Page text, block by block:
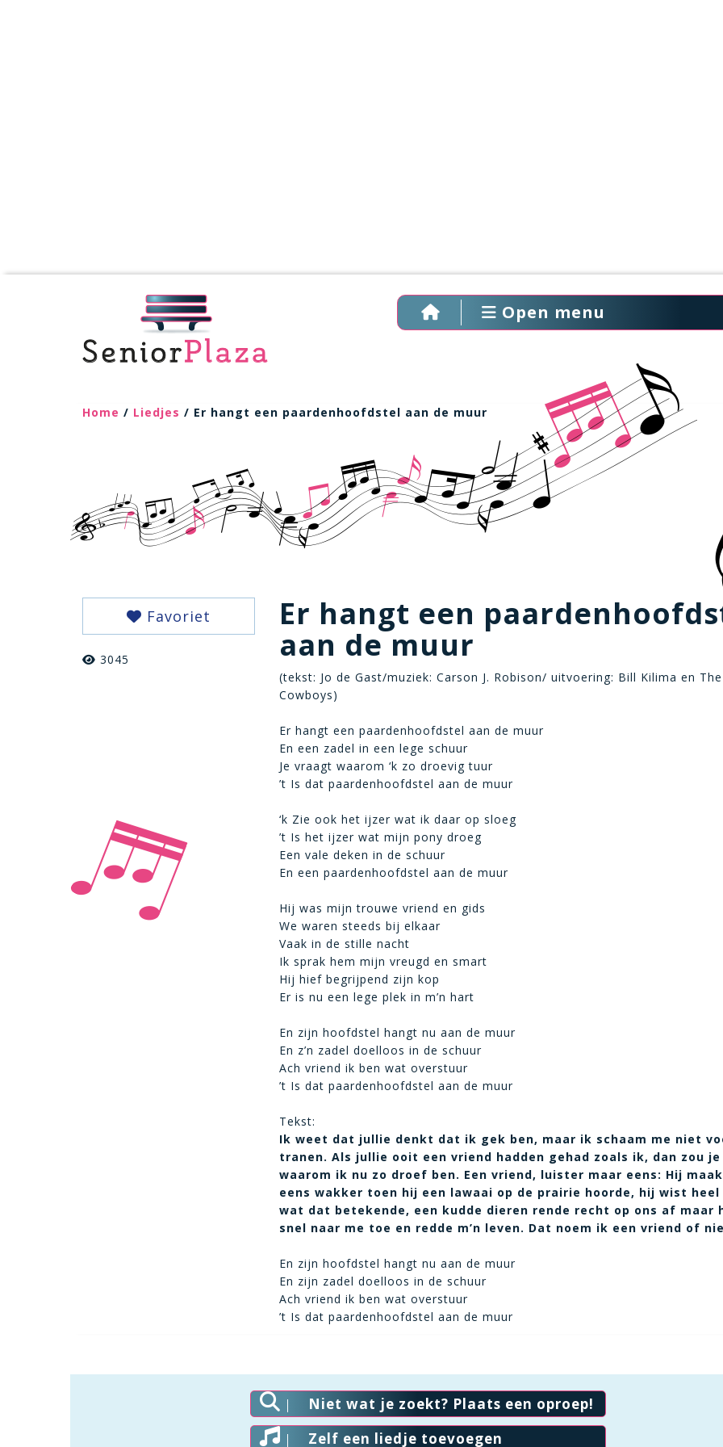
Open menu
Home / Liedjes / Er hangt een paardenhoofdstel aan de muur
Favoriet
3045
Er hangt een
aan de muur
(tekst: Jo de Gast/muziek: Carson J. Robison/ uitvoering: Bill Kilima en
Cowboys)
Er hangt een paardenhoofdstel aan de muur
En een zadel in een lege schuur
Je vraagt waarom ‘k zo droevig tuur
’t Is dat paardenhoofdstel aan de muur
‘k Zie ook het ijzer wat ik daar op sloeg
’t Is het ijzer wat mijn pony droeg
Een vale deken in de schuur
En een paardenhoofdstel aan de muur
Hij was mijn trouwe vriend en gids
We waren steeds bij elkaar
Vaak in de stille nacht
Ik sprak hem mijn vreugd en smart
Hij hief begrijpend zijn kop
Er is nu een lege plek in m’n hart
En zijn hoofdstel hangt nu aan de muur
En z’n zadel doelloos in de schuur
Ach vriend ik ben wat overstuur
’t Is dat paardenhoofdstel aan de muur
Tekst:
Ik weet dat jullie denkt dat ik gek ben, maar ik schaam me niet
tranen. Als jullie ooit een vriend hadden gehad zoals ik, dan zou
waarom ik nu zo droef ben. Een vriend, luister maar eens: Hij
eens wakker toen hij een lawaai op de prairie hoorde, hij wist heel
wat dat betekende, een kudde dieren rende recht op ons af maar
snel naar me toe en redde m’n leven. Dat noem ik een vriend of
En zijn hoofdstel hangt nu aan de muur
En zijn zadel doelloos in de schuur
Ach vriend ik ben wat overstuur
’t Is dat paardenhoofdstel aan de muur
Niet wat je zoekt? Plaats een oproep!
Zelf een liedje toevoegen